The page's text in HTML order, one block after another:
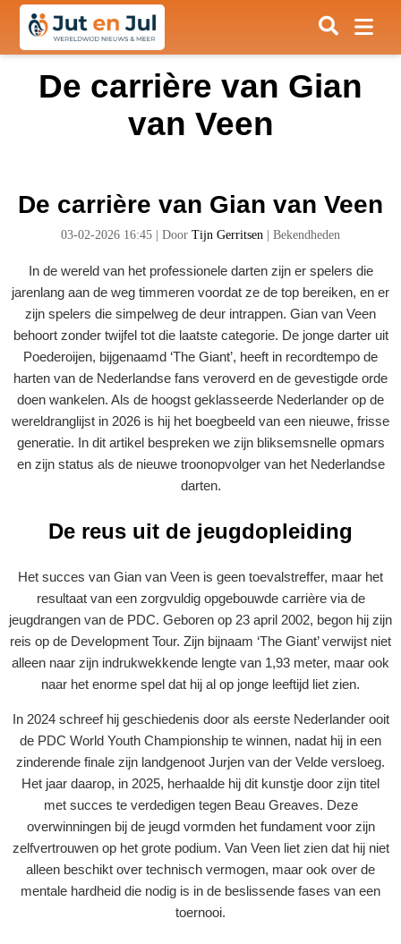
De carrière van Gian
van Veen
De carrière van Gian van Veen
03-02-2026 16:45 | Door Tijn Gerritsen | Bekendheden
In de wereld van het professionele darten zijn er spelers die
jarenlang aan de weg timmeren voordat ze de top bereiken, en er
zijn spelers die simpelweg de deur intrappen. Gian van Veen
behoort zonder twijfel tot die laatste categorie. De jonge darter uit
Poederoijen, bijgenaamd ‘The Giant’, heeft in recordtempo de
harten van de Nederlandse fans veroverd en de gevestigde orde
doen wankelen. Als de hoogst geklasseerde Nederlander op de
wereldranglijst in 2026 is hij het boegbeeld van een nieuwe, frisse
generatie. In dit artikel bespreken we zijn bliksemsnelle opmars
en zijn status als de nieuwe troonopvolger van het Nederlandse
darten.
De reus uit de jeugdopleiding
Het succes van Gian van Veen is geen toevalstreffer, maar het
resultaat van een zorgvuldig opgebouwde carrière via de
jeugdrangen van de PDC. Geboren op 23 april 2002, begon hij zijn
reis op de Development Tour. Zijn bijnaam ‘The Giant’ verwijst niet
alleen naar zijn indrukwekkende lengte van 1,93 meter, maar ook
naar het enorme spel dat hij al op jonge leeftijd liet zien.
In 2024 schreef hij geschiedenis door als eerste Nederlander ooit
de PDC World Youth Championship te winnen, nadat hij in een
zinderende finale zijn landgenoot Jurjen van der Velde versloeg.
Het jaar daarop, in 2025, herhaalde hij dit kunstje door zijn titel
met succes te verdedigen tegen Beau Greaves. Deze
overwinningen bij de jeugd vormden het fundament voor zijn
zelfvertrouwen op het grote podium. Van Veen liet zien dat hij niet
alleen beschikt over technisch vermogen, maar ook over de
mentale hardheid die nodig is in de beslissende fases van een
toernooi.